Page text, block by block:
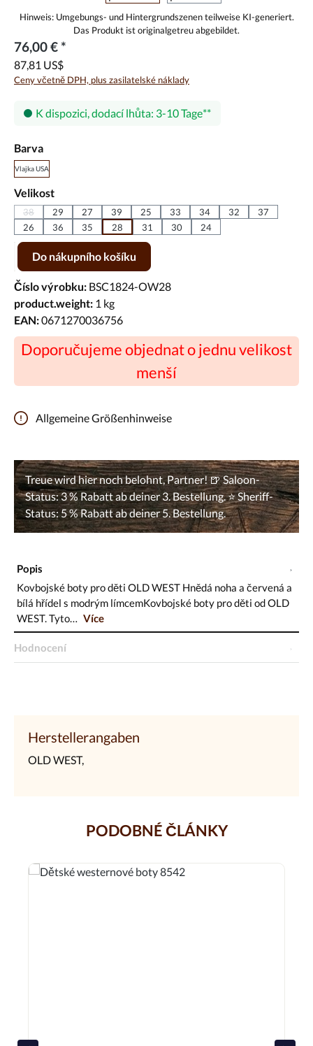
76,00 € *
87,81 US$
Ceny včetně DPH, plus zasilatelské náklady
K dispozici, dodací lhůta: 3-10 Tage
Vyberte
Barva
Vlajka USA
Vyberte
Velikost
38(Tato možnost není momentálně k dispozici.)
29 27 39 25 33 34 32
37
26
36 35 28 31 30
24
Množství produktu: Zadejte požadované množství nebo pomocí
Do nákupního košíku
Číslo výrobku: BSC1824-OW28
product.weight: 1 kg
EAN:0671270036756
Doporučujeme objednat o jednu velikost
menší
Allgemeine Größenhinweise
Popis
Kovbojské boty pro děti OLD WEST Hnědá noha a červená a
bílá hřídel s modrým límcemKovbojské boty pro děti od OLD
WEST. Tyto…
Více
Hodnocení
Herstellerangaben
OLD WEST,
PODOBNÉ ČLÁNKY